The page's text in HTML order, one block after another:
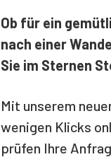
Ob für ein
nach einer
Sie im Sternen
Mit unserem
wenigen Klicks
prüfen Ihre